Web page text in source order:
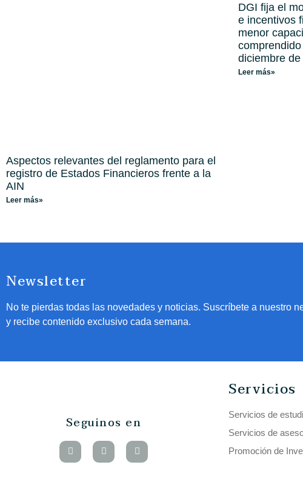
Aspectos relevantes del reglamento para el
registro de Estados Financieros frente a la
AIN
Leer más»
DGI fija el
e incentivos
menor
diciembre de
Leer más»
Newsletter
No te pierdas todas las novedades y noticias. Suscríbete a nuestro
y recibe contenido exclusivo cada semana.
Seguinos en
Servicios
Servicios de
Servicios de
Promoción de